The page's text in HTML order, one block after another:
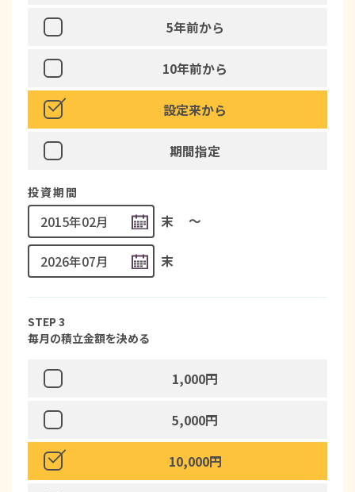
5年前から
10年前から
設定来から
期間指定
投資期間
末 〜
末
STEP 3
毎月の積立金額を決める
1,000円
5,000円
10,000円